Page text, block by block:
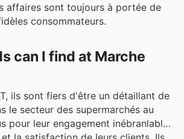
affaires sont toujours à portée de
consommateurs.
can I find at Marche
ils sont fiers d'être un détaillant de
le secteur des supermarchés au
pour leur engagement inébranlable